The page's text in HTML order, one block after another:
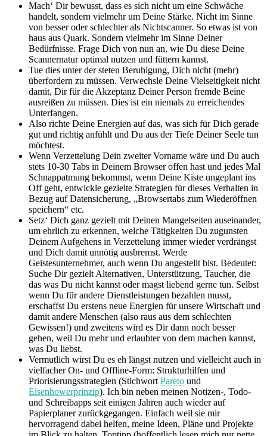
Mach‘ Dir bewusst, dass es sich nicht um eine Schwäche
handelt, sondern vielmehr um Deine Stärke. Nicht im Sinne
von besser oder schlechter als Nichtscanner. So etwas ist von
haus aus Quark. Sondern vielmehr im Sinne Deiner
Bedürfnisse. Frage Dich von nun an, wie Du diese Deine
Scannernatur optimal nutzen und füttern kannst.
Tue dies unter der steten Beruhigung, Dich nicht (mehr)
überfordern zu müssen. Verwechsle Deine Vielseitigkeit nicht
damit, Dir für die Akzeptanz Deiner Person fremde Beine
ausreißen zu müssen. Dies ist ein niemals zu erreichendes
Unterfangen.
Also richte Deine Energien auf das, was sich für Dich gerade
gut und richtig anfühlt und Du aus der Tiefe Deiner Seele tun
möchtest.
Wenn Verzettelung Dein zweiter Vorname wäre und Du auch
stets 10-30 Tabs in Deinem Browser offen hast und jedes Mal
Schnappatmung bekommst, wenn Deine Kiste ungeplant ins
Off geht, entwickle gezielte Strategien für dieses Verhalten in
Bezug auf Datensicherung, „Browsertabs zum Wiederöffnen
speichern“ etc.
Setz‘ Dich ganz gezielt mit Deinen Mangelseiten auseinander,
um ehrlich zu erkennen, welche Tätigkeiten Du zugunsten
Deinem Aufgehens in Verzettelung immer wieder verdrängst
und Dich damit unnötig ausbremst. Werde
Geistesunternehmer, auch wenn Du angestellt bist. Bedeutet:
Suche Dir gezielt Alternativen, Unterstützung, Taucher, die
das was Du nicht kannst oder magst liebend gerne tun. Selbst
wenn Du für andere Dienstleistungen bezahlen musst,
erschaffst Du erstens neue Energien für unsere Wirtschaft und
damit andere Menschen (also raus aus dem schlechten
Gewissen!) und zweitens wird es Dir dann noch besser
gehen, weil Du mehr und erlaubter von dem machen kannst,
was Du liebst.
Vermutlich wirst Du es eh längst nutzen und vielleicht auch in
vielfacher On- und Offline-Form: Strukturhilfen und
Priorisierungsstrategien (Stichwort Pareto und
Eisenhowerprinzip). Ich bin neben meinen Notizen-, Todo-
und Schreibapps seit einigen Jahren auch wieder auf
Papierplaner zurückgegangen. Einfach weil sie mir
hervorragend dabei helfen, meine Ideen, Pläne und Projekte